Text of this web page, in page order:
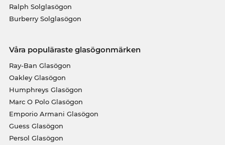
Ralph Solglasögon
Burberry Solglasögon
Våra populäraste glasögonmärken
Ray-Ban Glasögon
Oakley Glasögon
Humphreys Glasögon
Marc O Polo Glasögon
Emporio Armani Glasögon
Guess Glasögon
Persol Glasögon